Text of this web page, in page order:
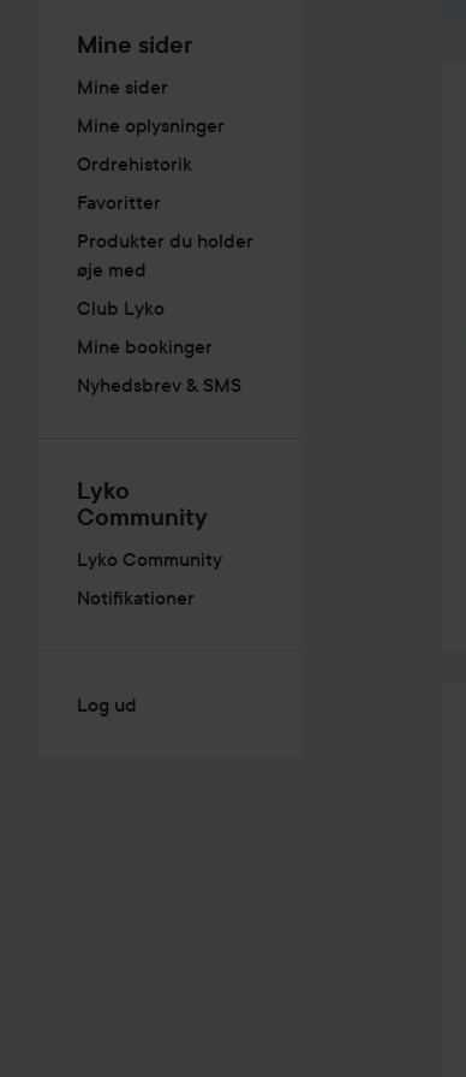
Mine sider
Mine sider
Mine oplysninger
Ordrehistorik
Favoritter
Produkter du holder
øje med
Club Lyko
Mine bookinger
Nyhedsbrev & SMS
Lyko
Community
Lyko Community
Notifikationer
Log ud